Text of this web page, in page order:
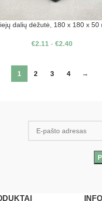
dalių dėžutė, 180 x 180 x 50
€2.11 -€2.40
1 2 3 4 →